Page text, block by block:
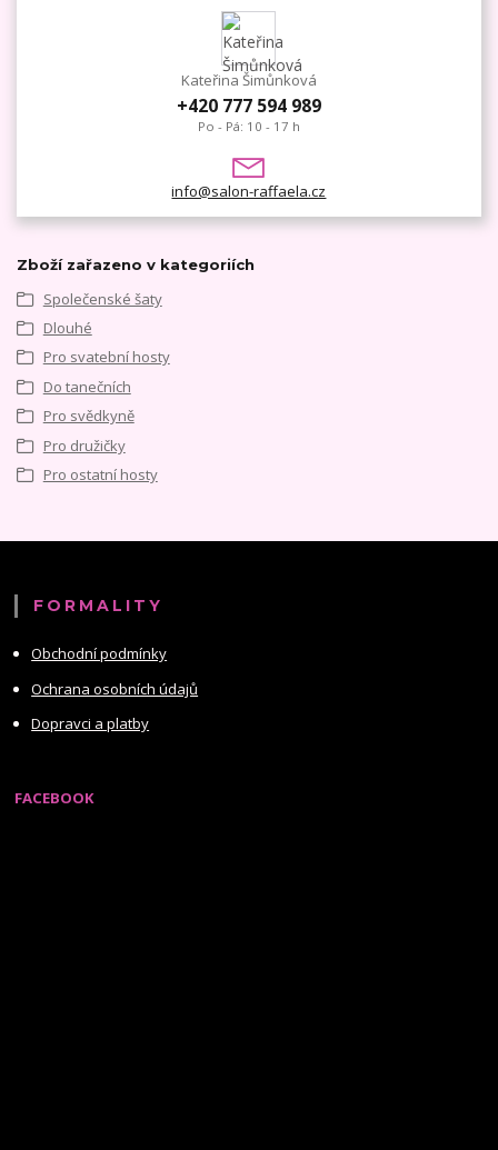
Kateřina Šimůnková
+420 777 594 989
Po - Pá: 10 - 17 h
info@salon-raffaela.cz
Zboží zařazeno v kategoriích
Společenské šaty
Dlouhé
Pro svatební hosty
Do tanečních
Pro svědkyně
Pro družičky
Pro ostatní hosty
FORMALITY
Obchodní podmínky
Ochrana osobních údajů
Dopravci a platby
FACEBOOK